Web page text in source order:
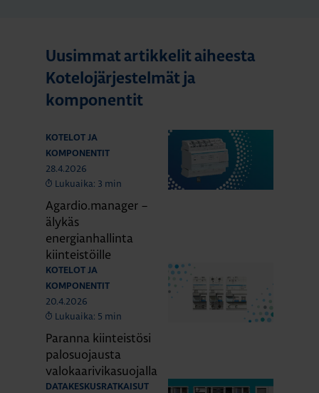
Uusimmat artikkelit aiheesta
Kotelojärjestelmät ja
komponentit
KOTELOT JA
KOMPONENTIT
28.4.2026
Lukuaika: 3 min
Agardio.manager –
älykäs
energianhallinta
kiinteistöille
KOTELOT JA
KOMPONENTIT
20.4.2026
Lukuaika: 5 min
Paranna kiinteistösi
palosuojausta
valokaarivikasuojalla
DATAKESKUSRATKAISUT